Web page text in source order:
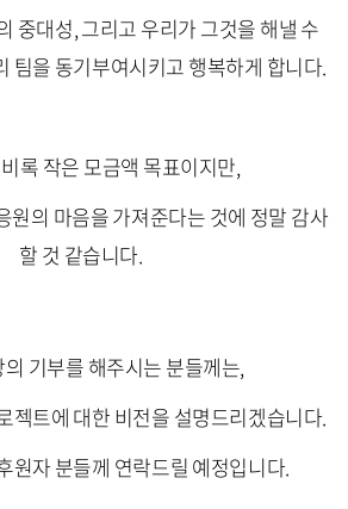
중대성, 그리고 우리가 그것을 해낼 수
팀을 동기부여시키고 행복하게 합니다.
록 작은 모금액 목표이지만,
원의 마음을 가져준다는 것에 정말 감사
할 것 같습니다.
기부를 해주시는 분들께는,
젝트에 대한 비전을 설명드리겠습니다.
원자 분들께 연락드릴 예정입니다.